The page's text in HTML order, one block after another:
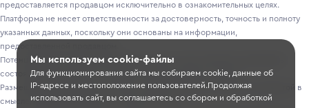
предоставляется продавцом исключительно в ознакомительных целях.
Платформа не несет ответственности за достоверность, точность и полноту
указанных данных, поскольку они основаны на информации,
предоставленной продавцом.
Потенциальным покупателям рекомендуется самостоятельно проверять
состояние транспортного средства перед участием в торгах.
Размещение информации о лотах на сайте не является публичной офертой в
смысле, предусмотренном ст. 435-437 ГК РФ.
Мы используем cookie-файлы
Для функционирования сайта мы собираем cookie, данные об
IP-адресе и местоположение пользователей.Продолжая
использовать сайт, вы соглашаетесь со сбором и обработкой